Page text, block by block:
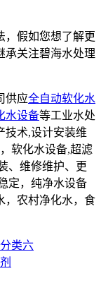
，假如您想了解更
承关注碧海水处理
供应全自动软化水
水设备等工业水处
技术,设计安装维
软化水设备,超滤
、维修维护、更
定，纯净水设备
，农村净化水，食
类六